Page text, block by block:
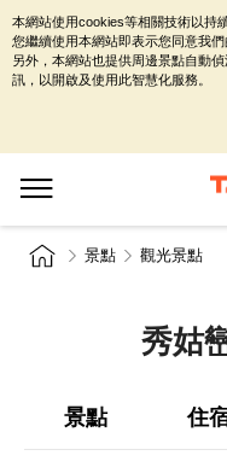
景點 觀光景點
秀姑
景點 住
本網站使用cookies等相關技術以持
您繼續使用本網站即表示您同意我們
另外，本網站也提供周邊景點自動
訊，以開啟及使用此智慧化服務。